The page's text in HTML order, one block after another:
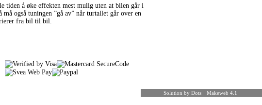
tiden å øke effekten mest mulig uten at bilen går i
må også tuningen ”gå av” når turtallet går over en
fra bil til bil.
Solution by Dots Makeweb 4.1